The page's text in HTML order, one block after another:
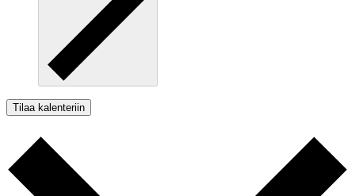
Tilaa kalenteriin